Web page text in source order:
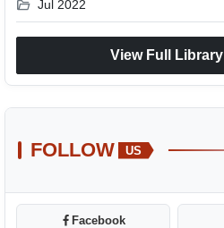
folder_open Jul 2022
View Full Library
FOLLOW US
Facebook